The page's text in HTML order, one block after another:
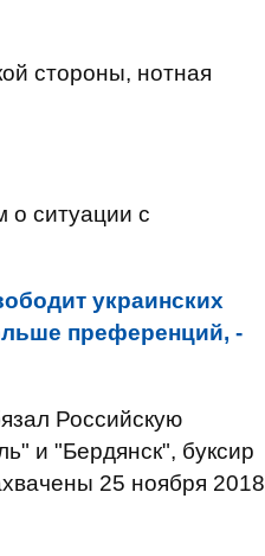
стороны, нотная
о ситуации с
украинских
преференций, -
Российскую
и "Бердянск", буксир
25 ноября 2018